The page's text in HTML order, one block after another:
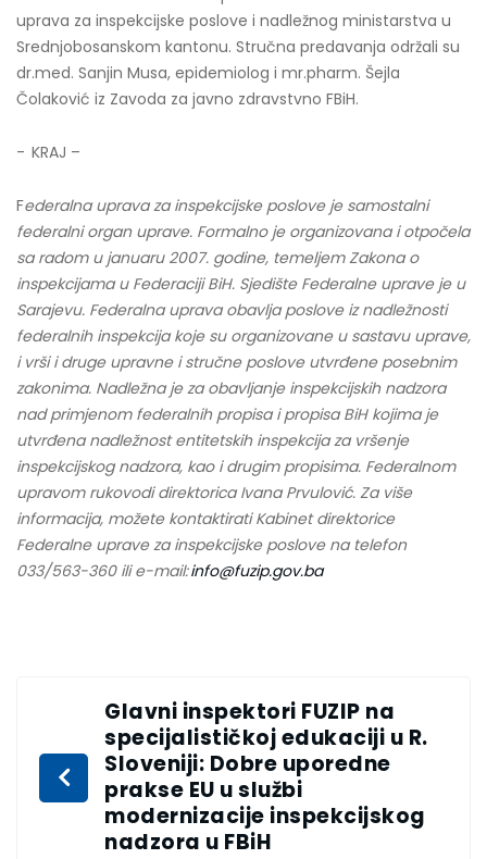
uprava za inspekcijske poslove i nadležnog ministarstva u
Srednjobosanskom kantonu. Stručna predavanja održali su
dr.med. Sanjin Musa, epidemiolog i mr.pharm. Šejla
Čolaković iz Zavoda za javno zdravstvno FBiH.
- KRAJ –
Federalna uprava za inspekcijske poslove je samostalni
federalni organ uprave. Formalno je organizovana i otpočela
sa radom u januaru 2007. godine, temeljem Zakona o
inspekcijama u Federaciji BiH. Sjedište Federalne uprave je u
Sarajevu. Federalna uprava obavlja poslove iz nadležnosti
federalnih inspekcija koje su organizovane u sastavu uprave,
i vrši i druge upravne i stručne poslove utvrđene posebnim
zakonima. Nadležna je za obavljanje inspekcijskih nadzora
nad primjenom federalnih propisa i propisa BiH kojima je
utvrđena nadležnost entitetskih inspekcija za vršenje
inspekcijskog nadzora, kao i drugim propisima. Federalnom
upravom rukovodi direktorica Ivana Prvulović. Za više
informacija, možete kontaktirati Kabinet direktorice
Federalne uprave za inspekcijske poslove na telefon
033/563-360 ili e-mail:info@fuzip.gov.ba
Glavni inspektori FUZIP na
specijalističkoj edukaciji u R.
Sloveniji: Dobre uporedne
prakse EU u službi
modernizacije inspekcijskog
nadzora u FBiH